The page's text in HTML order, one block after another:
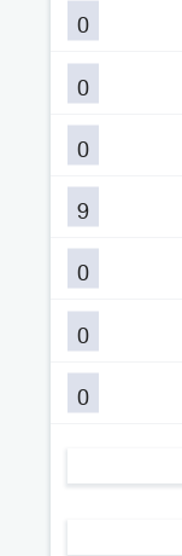
0
0
0
9
0
0
0